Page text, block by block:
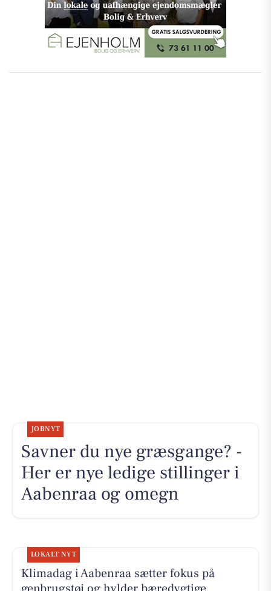
JOBNYT
Savner du nye græsgange? -
Her er nye ledige stillinger i
Aabenraa og omegn
LOKALT NYT
Klimadag i Aabenraa sætter fokus på